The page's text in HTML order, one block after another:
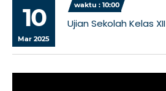
10
Mar 2025
waktu : 10:00
Ujian Sekolah Kelas XII